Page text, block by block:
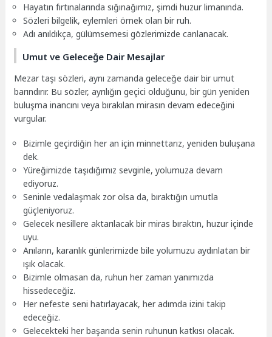
Hayatın fırtınalarında sığınağımız, şimdi huzur limanında.
Sözleri bilgelik, eylemleri örnek olan bir ruh.
Adı anıldıkça, gülümsemesi gözlerimizde canlanacak.
Umut ve Geleceğe Dair Mesajlar
Mezar taşı sözleri, aynı zamanda geleceğe dair bir umut
barındırır. Bu sözler, ayrılığın geçici olduğunu, bir gün yeniden
buluşma inancını veya bırakılan mirasın devam edeceğini
vurgular.
Bizimle geçirdiğin her an için minnettarız, yeniden buluşana
dek.
Yüreğimizde taşıdığımız sevginle, yolumuza devam
ediyoruz.
Seninle vedalaşmak zor olsa da, bıraktığın umutla
güçleniyoruz.
Gelecek nesillere aktarılacak bir miras bıraktın, huzur içinde
uyu.
Anıların, karanlık günlerimizde bile yolumuzu aydınlatan bir
ışık olacak.
Bizimle olmasan da, ruhun her zaman yanımızda
hissedeceğiz.
Her nefeste seni hatırlayacak, her adımda izini takip
edeceğiz.
Gelecekteki her başarıda senin ruhunun katkısı olacak.